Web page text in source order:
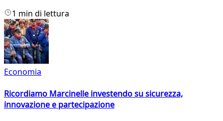
1 min di lettura
Economia
Ricordiamo Marcinelle investendo su sicurezza,
innovazione e partecipazione